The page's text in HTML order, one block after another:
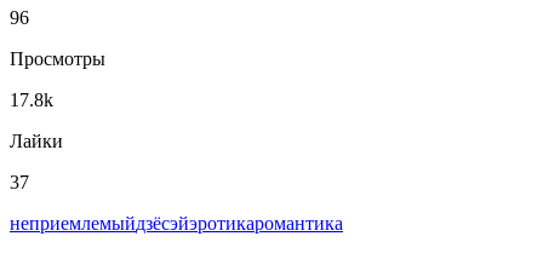
96
Просмотры
17.8k
Лайки
37
неприемлемыйдзёсэйэротикаромантика